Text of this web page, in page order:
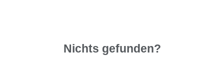
Nichts gefunden?